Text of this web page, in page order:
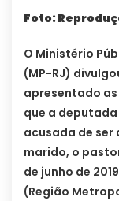
Foto:
O Ministério
(MP-RJ)
apresentado
que a deputada
acusada de ser
marido, o
de junho de
(Região